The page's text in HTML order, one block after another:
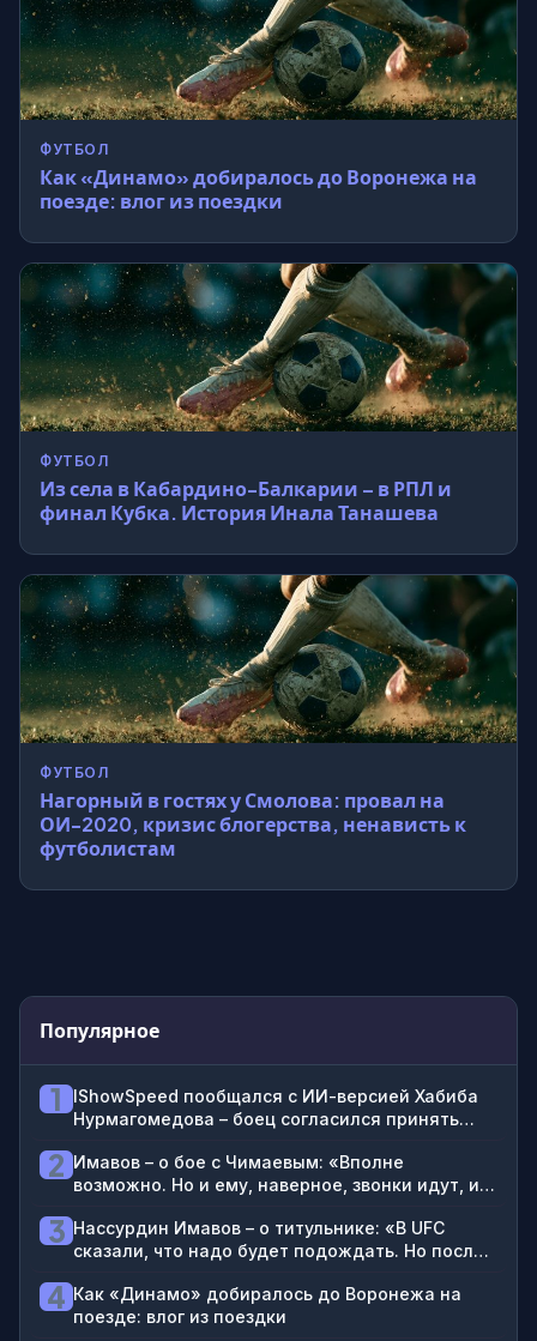
ФУТБОЛ
Как «Динамо» добиралось до Воронежа на
поезде: влог из поездки
ФУТБОЛ
Из села в Кабардино-Балкарии – в РПЛ и
финал Кубка. История Инала Танашева
ФУТБОЛ
Нагорный в гостях у Смолова: провал на
ОИ-2020, кризис блогерства, ненависть к
футболистам
Популярное
1
IShowSpeed пообщался с ИИ-версией Хабиба
Нурмагомедова – боец согласился принять
2 Имавов – о бое с Чимаевым: «Вполне
возможно. Но и ему, наверное, звонки идут, и
3 Нассурдин Имавов – о титульнике: «В UFC
сказали, что надо будет подождать. Но после
за пояс»
4 Как «Динамо» добиралось до Воронежа на
поезде: влог из поездки